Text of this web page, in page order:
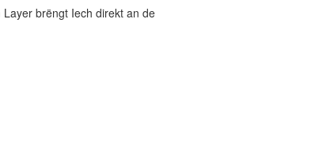
brëngt Iech direkt an de